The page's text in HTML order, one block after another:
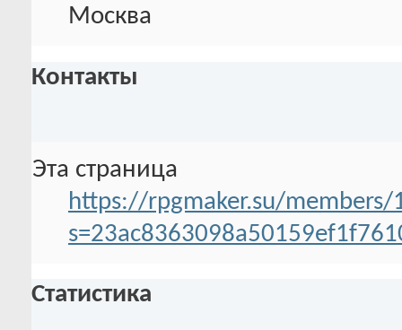
Москва
Контакты
Эта страница
https://rpgmaker.su/members/
Статистика